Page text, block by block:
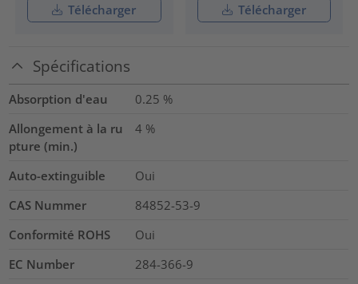
Télécharger Télécharger
Spécifications
Absorption d'eau 0.25 %
Allongement à la ru
pture (min.)
4 %
Auto-extinguible
Oui
CAS Nummer
84852-53-9
Conformité ROHS
Oui
EC Number
284-366-9